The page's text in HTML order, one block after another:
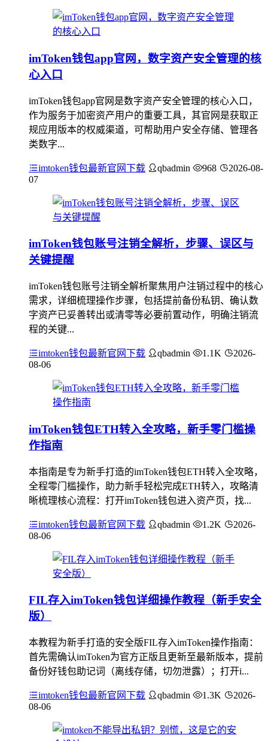
imToken钱包app官网，数字资产安全管理的核
心入口
imToken钱包app官网是数字资产安全管理的核心入口，
作为服务于加密资产用户的重要工具，其官网是获取正
规应用版本的权威渠道，可帮助用户安全存储、管理各
类数字...
imtoken钱包最新官网下载 qbadmin 968
2026-08-
07
imToken钱包账号注销全解析，步骤、误区与
关键提醒
imToken钱包账号注销全解析聚焦用户注销过程中的核心
需求，详细梳理操作步骤，包括提前备份私钥、确认数
字资产已妥善转出或清零等必要前置动作，明确注销流
程的关键...
imtoken钱包最新官网下载 qbadmin 1.1K
2026-
08-06
imToken钱包ETH转入全攻略，新手零门槛操
作指南
本指南是专为新手打造的imToken钱包ETH转入全攻略，
全程零门槛操作，助力新手轻松完成ETH转入，攻略清
晰梳理核心流程：打开imToken钱包进入资产页，找...
imtoken钱包最新官网下载 qbadmin 1.2K
2026-
08-06
FIL存入imToken钱包详细操作教程（新手安全
版）
本教程为新手打造的安全版FIL存入imToken操作指南：
首先需确认imToken为官方正版且更新至最新版本，提前
备份好钱包助记词（离线存储，切勿泄露）；打开i...
imtoken钱包最新官网下载 qbadmin 1.3K
2026-
08-06